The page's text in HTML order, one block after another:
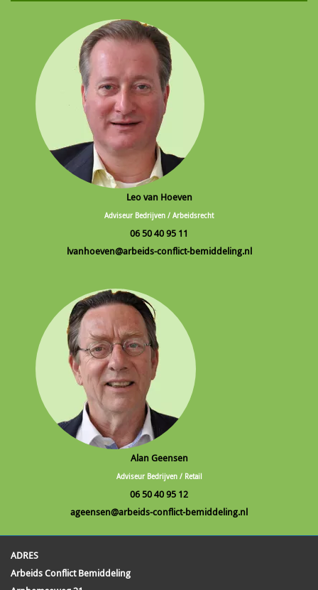
Leo van Hoeven
Adviseur Bedrijven / Arbeidsrecht
06 50 40 95 11
lvanhoeven@arbeids-conflict-bemiddeling.nl
Alan Geensen
Adviseur Bedrijven / Retail
06 50 40 95 12
ageensen@arbeids-conflict-bemiddeling.nl
ADRES
Arbeids Conflict Bemiddeling